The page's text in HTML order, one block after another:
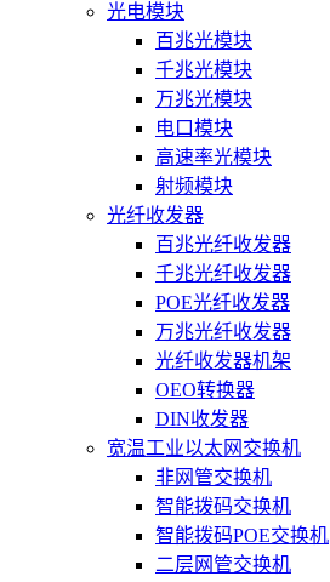
光电模块
百兆光模块
千兆光模块
万兆光模块
电口模块
高速率光模块
射频模块
光纤收发器
百兆光纤收发器
千兆光纤收发器
POE光纤收发器
万兆光纤收发器
光纤收发器机架
OEO转换器
DIN收发器
宽温工业以太网交换机
非网管交换机
智能拨码交换机
智能拨码POE交换机
二层网管交换机